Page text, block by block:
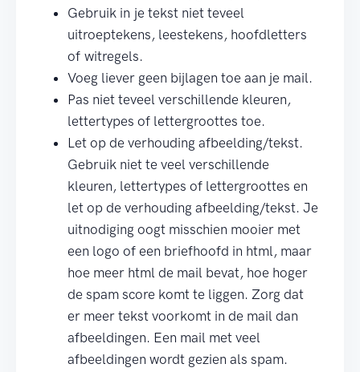
Gebruik in je tekst niet teveel
uitroeptekens, leestekens, hoofdletters
of witregels.
Voeg liever geen bijlagen toe aan je mail.
Pas niet teveel verschillende kleuren,
lettertypes of lettergroottes toe.
Let op de verhouding afbeelding/tekst.
Gebruik niet te veel verschillende
kleuren, lettertypes of lettergroottes en
let op de verhouding afbeelding/tekst. Je
uitnodiging oogt misschien mooier met
een logo of een briefhoofd in html, maar
hoe meer html de mail bevat, hoe hoger
de spam score komt te liggen. Zorg dat
er meer tekst voorkomt in de mail dan
afbeeldingen. Een mail met veel
afbeeldingen wordt gezien als spam.